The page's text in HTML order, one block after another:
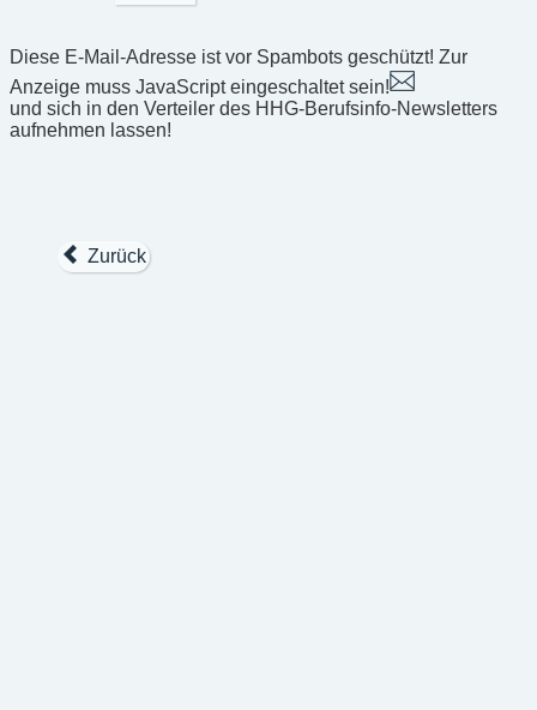
Diese E-Mail-Adresse ist vor Spambots geschützt! Zur
Anzeige muss JavaScript eingeschaltet sein!
und sich in den Verteiler des HHG-Berufsinfo-Newsletters
aufnehmen lassen!
Zurück